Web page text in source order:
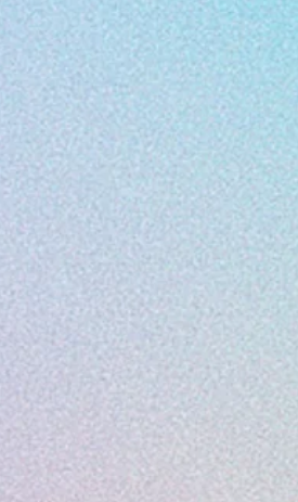
par un sujet de société, et
magique. Actuellement
le site des
(Elzévir Films) / Le Tueur du
, Jérémy tran /
, Seb Houis